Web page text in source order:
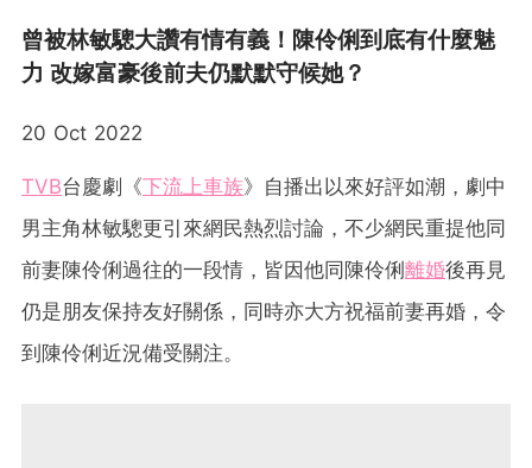
曾被林敏驄大讚有情有義！陳伶俐到底有什麼魅
力 改嫁富豪後前夫仍默默守候她？
20 Oct 2022
TVB台慶劇《下流上車族》自播出以來好評如潮，劇中
男主角林敏驄更引來網民熱烈討論，不少網民重提他同
前妻陳伶俐過往的一段情，皆因他同陳伶俐 離婚後再見
仍是朋友保持友好關係，同時亦大方祝福前妻再婚，令
到陳伶俐近況備受關注。